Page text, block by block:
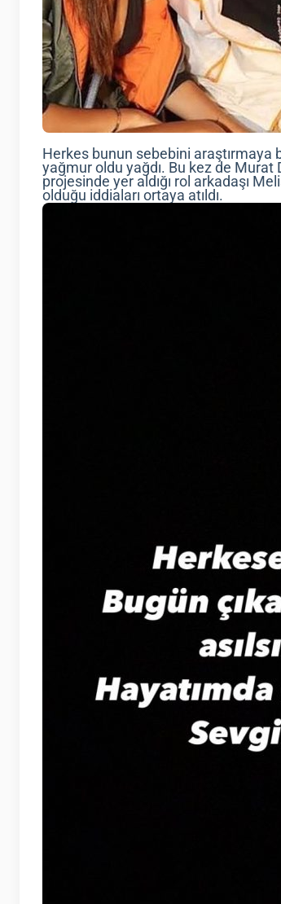
Herkes bunun sebebini araştırmaya
yağmur oldu yağdı. Bu kez de Murat
projesinde yer aldığı rol arkadaşı
olduğu iddiaları ortaya atıldı.